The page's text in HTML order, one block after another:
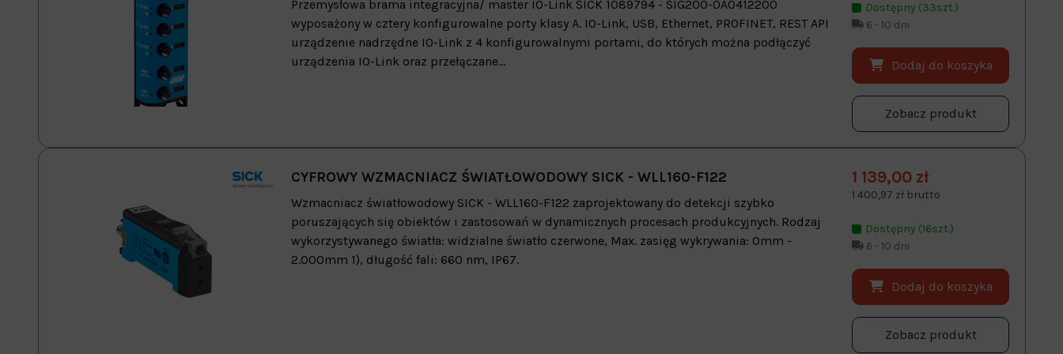
Przemysłowa brama integracyjna/ master IO-Link SICK 1089794 - SIG200-0A0412200
wyposażony w cztery konfigurowalne porty klasy A. IO-Link, USB, Ethernet, PROFINET, REST API
urządzenie nadrzędne IO-Link z 4 konfigurowalnymi portami, do których można podłączyć
urządzenia IO-Link oraz przełączane...
Dostępny (33szt.)
6 - 10 dni
Dodaj do koszyka
Zobacz produkt
CYFROWY WZMACNIACZ ŚWIATŁOWODOWY SICK - WLL160-F122
Wzmacniacz światłowodowy SICK - WLL160-F122 zaprojektowany do detekcji szybko
poruszających się obiektów i zastosowań w dynamicznych procesach produkcyjnych. Rodzaj
wykorzystywanego światła: widzialne światło czerwone, Max. zasięg wykrywania: 0mm -
2.000mm 1), długość fali: 660 nm, IP67.
1 139,00 zł
1 400,97 zł brutto
Dostępny (16szt.)
6 - 10 dni
Dodaj do koszyka
Zobacz produkt